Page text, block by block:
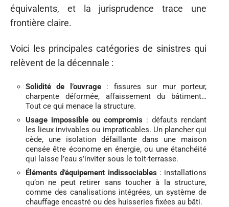
équivalents, et la jurisprudence trace une
frontière claire.
Voici les principales catégories de sinistres qui
relèvent de la décennale :
Solidité de l’ouvrage: fissures sur mur porteur,
charpente déformée, affaissement du bâtiment…
Tout ce qui menace la structure.
Usage impossible ou compromis : défauts rendant
les lieux invivables ou impraticables. Un plancher qui
cède, une isolation défaillante dans une maison
censée être économe en énergie, ou une étanchéité
qui laisse l’eau s’inviter sous le toit-terrasse.
Éléments d’équipement indissociables : installations
qu’on ne peut retirer sans toucher à la structure,
comme des canalisations intégrées, un système de
chauffage encastré ou des huisseries fixées au bâti.